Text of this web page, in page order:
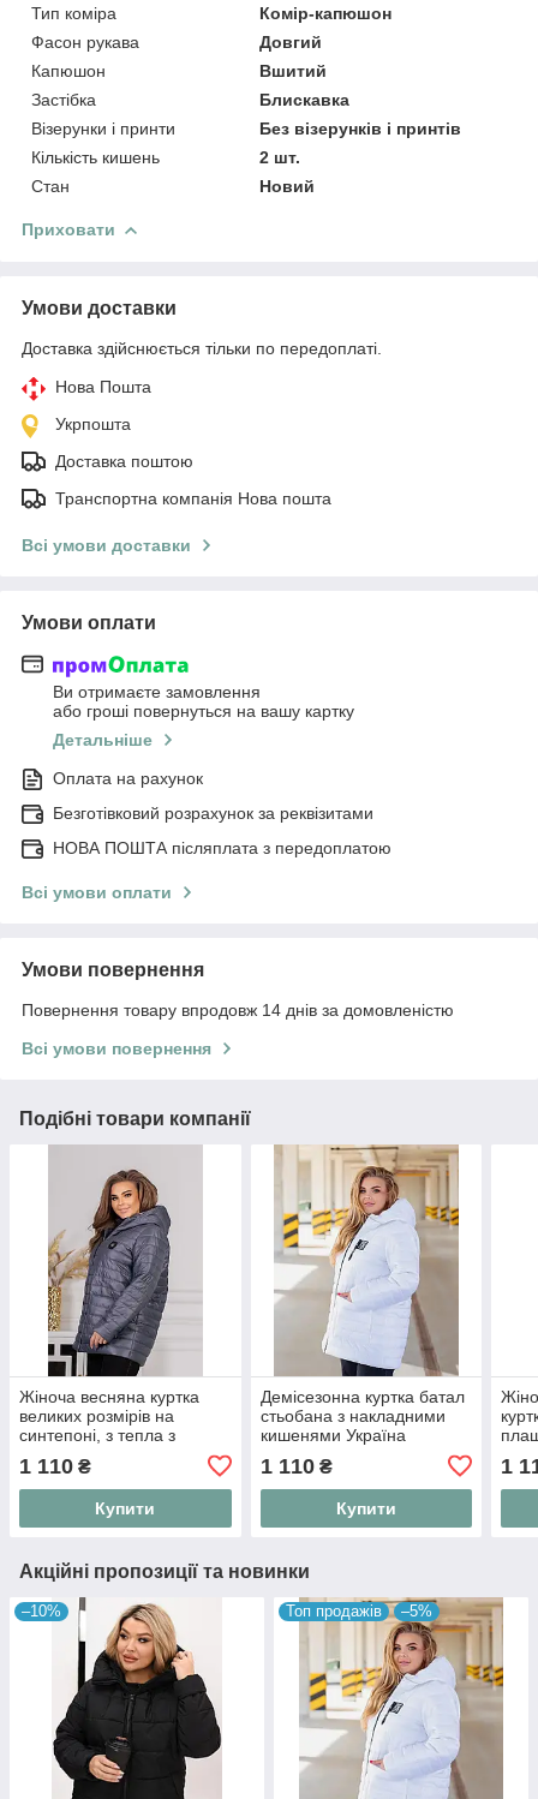
Тип коміра
Комір-капюшон
Фасон рукава
Довгий
Капюшон
Вшитий
Застібка
Блискавка
Візерунки і принти
Без візерунків і принтів
Кількість кишень
2 шт.
Стан
Новий
Приховати
Умови доставки
Доставка здійснюється тільки по передоплаті.
Нова Пошта
Укрпошта
Доставка поштою
Транспортна компанія Нова пошта
Всі умови доставки
Умови оплати
Ви отримаєте замовлення
або гроші повернуться на вашу картку
Детальніше
Оплата на рахунок
Безготівковий розрахунок за реквізитами
НОВА ПОШТА післяплата з передоплатою
Всі умови оплати
Умови повернення
Повернення товару впродовж 14 днів за домовленістю
Всі умови повернення
Подібні товари компанії
Жіноча весняна куртка
великих розмірів на
синтепоні, з тепла з
1 110 ₴
Купити
Демісезонна куртка батал
стьобана з накладними
кишенями Україна
1 110₴
Купити
1
Акційні пропозиції та новинки
–10% Топ продажів –5%